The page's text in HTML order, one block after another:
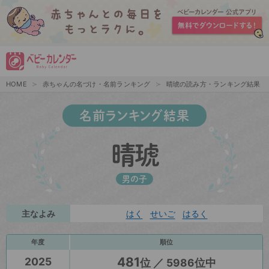
HOME 赤ちゃんの名づけ・名前ランキング 晴琥の読み方・ランキング結果
名前ランキング結果
晴琥
男の子
主なよみ はく せいご はるく
年度 順位
2025 481位 ／ 5986位中